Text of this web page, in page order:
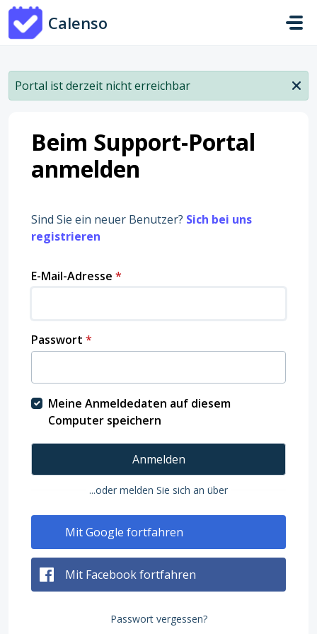
Zum hauptsächlichen Inhalt gehen
Calenso
Portal ist derzeit nicht erreichbar
Beim Support-Portal
anmelden
Sind Sie ein neuer Benutzer? Sich bei uns
registrieren
E-Mail-Adresse *
Passwort *
Meine Anmeldedaten auf diesem
Computer speichern
Anmelden
...oder melden Sie sich an über
Mit Google fortfahren
Mit Facebook fortfahren
Passwort vergessen?